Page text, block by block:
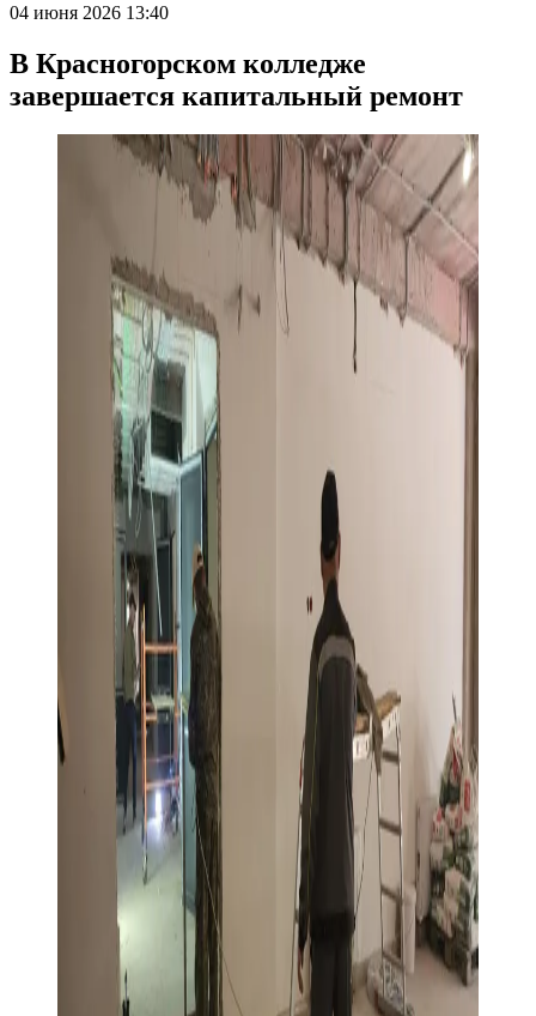
04 июня 2026 13:40
В Красногорском колледже
завершается капитальный ремонт